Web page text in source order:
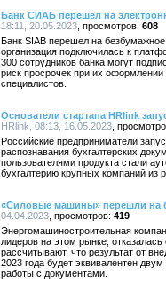
Банк СИАБ перешел на
18:11, 20.05.2023
608
Банк SIAB перешел на
организация подключилась к
300 сотрудников банка могут
риск просрочек при их оформлении
специалистов.
Основатели стартапа HRlink
HRlink, 08:13, 16.05.2023
Российские предприниматели
распознавания бухгалтерских
пользователями продукта стали
бухгалтерию крупных компаний из
«Силовые машины» перешли на
04.04.2023
419
Энергомашиностроительная
лидеров на этом рынке,
рассчитывают, что результат от
2023 года будет эквивалентен
работы с документами.